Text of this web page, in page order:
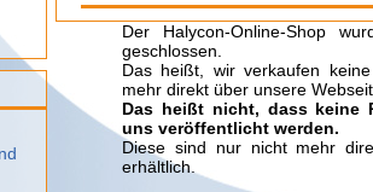
Der Halycon-Online-Shop
geschlossen.
Das heißt, wir verkaufen
mehr direkt über unsere
Das heißt nicht, dass keine
uns veröffentlicht werden.
Diese sind nur nicht mehr
erhältlich.